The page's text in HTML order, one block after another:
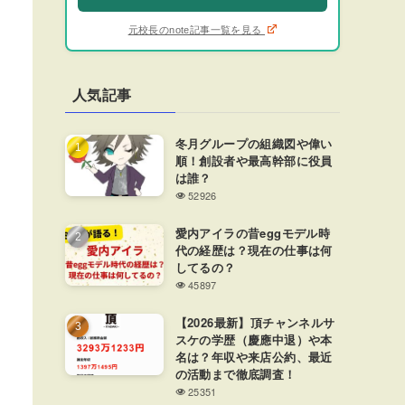
元校長のnote記事一覧を見る
人気記事
冬月グループの組織図や偉い
順！創設者や最高幹部に役員
は誰？
52926
愛内アイラの昔eggモデル時
代の経歴は？現在の仕事は何
してるの？
45897
【2026最新】頂チャンネルサ
スケの学歴（慶應中退）や本
名は？年収や来店公約、最近
の活動まで徹底調査！
25351